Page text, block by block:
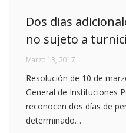
Dos dias
no sujeto a
Marzo 13, 2017
Resolución de 10 de
General de Instituciones
reconocen dos días de
determinado…